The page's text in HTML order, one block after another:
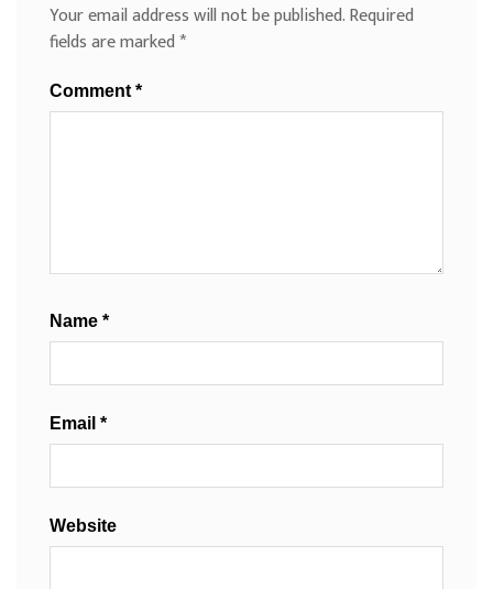
Your email address will not be published.Required
fields are marked*
Comment *
Name *
Email *
Website